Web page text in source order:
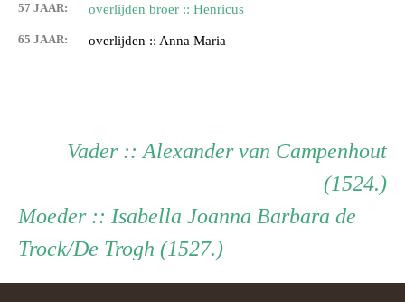
57 JAAR: overlijden broer :: Henricus
65 JAAR: overlijden :: Anna Maria
Persoon
ouder
navigatie
Vader Vader
:: Alexander van Campenhout
(1524.)
Moeder Moeder
:: Isabella Joanna Barbara de
Trock/De Trogh (1527.)